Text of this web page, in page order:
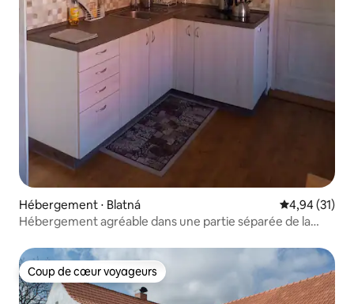
Hébergement ⋅ Blatná Évaluation
4,94 (31)
Hébergement agréable dans une partie séparée de la
Coup de cœur voyageurs
Coup de cœur voyageurs